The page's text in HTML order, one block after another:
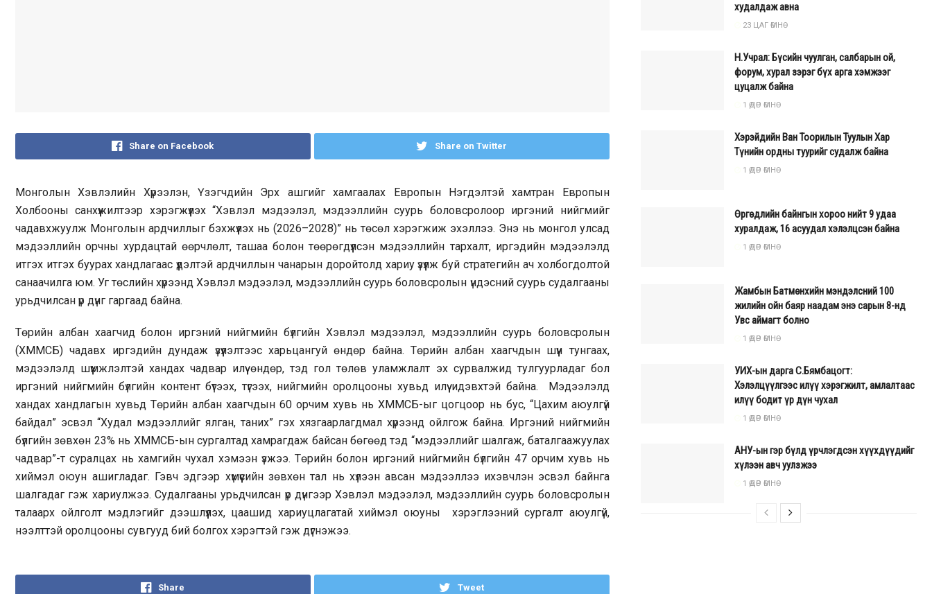
Share on Facebook Share on Twitter
Монголын Хэвлэлийн Хүрээлэн, Үзэгчдийн Эрх ашгийг хамгаалах Европын Нэгдэлтэй хамтран Европын
Холбооны санхүүжилтээр хэрэгжүүлэх “Хэвлэл мэдээлэл, мэдээллийн суурь боловсролоор иргэний нийгмийг
чадавхжуулж Монголын ардчиллыг бэхжүүлэх нь (2026–2028)” нь төсөл хэрэгжиж эхэллээ. Энэ нь монгол улсад
мэдээллийн орчны хурдацтай өөрчлөлт, ташаа болон төөрөгдүүлсэн мэдээллийн тархалт, иргэдийн мэдээлэлд
итгэх итгэх буурах хандлагаас үүдэлтэй ардчиллын чанарын доройтолд хариу үзүүлж буй стратегийн ач холбогдолтой
санаачилга юм. Уг төслийн хүрээнд Хэвлэл мэдээлэл, мэдээллийн суурь боловсролын үндэсний суурь судалгааны
урьдчилсан үр дүнг гаргаад байна.
Төрийн албан хаагчид болон иргэний нийгмийн бүлгийн Хэвлэл мэдээлэл, мэдээллийн суурь боловсролын
(ХММСБ) чадавх иргэдийн дундаж үзүүлэлтээс харьцангуй өндөр байна. Төрийн албан хаагчдын шүүн тунгаах,
мэдээлэлд шүүмжлэлтэй хандах чадвар илүү өндөр, тэд гол төлөв уламжлалт эх сурвалжид тулгуурладаг бол
иргэний нийгмийн бүлгийн контент бүтээх, түгээх, нийгмийн оролцооны хувьд илүү идэвхтэй байна. Мэдээлэлд
хандах хандлагын хувьд Төрийн албан хаагчдын 60 орчим хувь нь ХММСБ-ыг цогцоор нь бус, “Цахим аюулгүй
байдал” эсвэл “Худал мэдээллийг ялган, таних” гэх хязгаарлагдмал хүрээнд ойлгож байна. Иргэний нийгмийн
бүлгийн зөвхөн 23% нь ХММСБ-ын сургалтад хамрагдаж байсан бөгөөд тэд “мэдээллийг шалгаж, баталгаажуулах
чадвар”-т суралцах нь хамгийн чухал хэмээн үзжээ. Төрийн болон иргэний нийгмийн бүлгийн 47 орчим хувь нь
хиймэл оюун ашигладаг. Гэвч эдгээр хүмүүсийн зөвхөн тал нь хүлээн авсан мэдээллээ ихэвчлэн эсвэл байнга
шалгадаг гэж хариулжээ. Судалгааны урьдчилсан үр дүнгээр Хэвлэл мэдээлэл, мэдээллийн суурь боловсролын
талаарх ойлголт мэдлэгийг дээшлүүлэх, цаашид хариуцлагатай хиймэл оюуны хэрэглээний сургалт аюулгүй,
нээлттэй оролцооны сувгууд бий болгох хэрэгтэй гэж дүгнэжээ.
Share Tweet
худалдаж авна
23 ЦАГ ӨМНӨ
Н.Учрал: Бүсийн чуулган, салбарын ой,
форум, хурал зэрэг бүх арга хэмжээг
цуцалж байна
1 ӨДӨР ӨМНӨ
Хэрэйдийн Ван Тоорилын Туулын Хар
Түнийн ордны туурийг судалж байна
1 ӨДӨР ӨМНӨ
Өргөдлийн байнгын хороо нийт 9 удаа
хуралдаж, 16 асуудал хэлэлцсэн байна
1 ӨДӨР ӨМНӨ
Жамбын Батмөнхийн мэндэлсний 100
жилийн ойн баяр наадам энэ сарын 8-нд
Увс аймагт болно
1 ӨДӨР ӨМНӨ
УИХ-ын дарга С.Бямбацогт:
Хэлэлцүүлгээс илүү хэрэгжилт, амлалтаас
илүү бодит үр дүн чухал
1 ӨДӨР ӨМНӨ
АНУ-ын гэр бүлд үрчлэгдсэн хүүхдүүдийг
хүлээн авч уулзжээ
1 ӨДӨР ӨМНӨ